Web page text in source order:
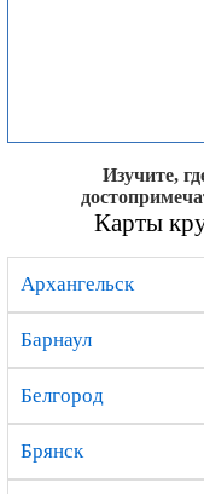
Изучите,
Карты
Архангельск
Барнаул
Белгород
Брянск